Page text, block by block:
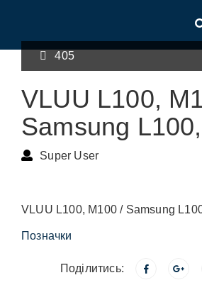
405
VLUU L100,
Samsung
Super User
VLUU L100, M100 / Samsung
Позначки
Поділитись: